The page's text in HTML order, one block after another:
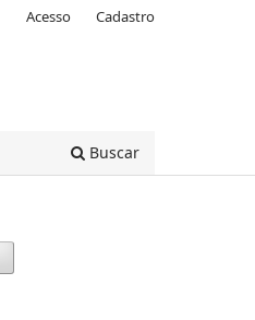
Buscar
Acesso Cadastro